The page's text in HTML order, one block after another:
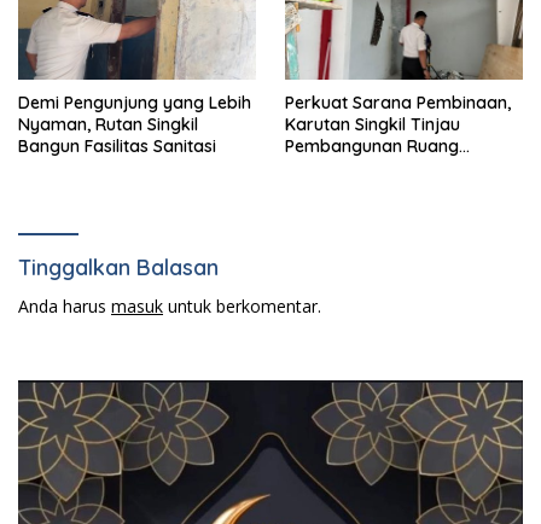
Demi Pengunjung yang Lebih
Nyaman, Rutan Singkil
Bangun Fasilitas Sanitasi
Perkuat Sarana Pembinaan,
Karutan Singkil Tinjau
Pembangunan Ruang
Tinggalkan Balasan
Anda harus masuk untuk berkomentar.